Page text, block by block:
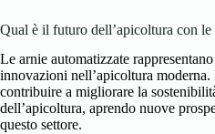
Qual è il futuro dell’apicoltura con le
Le arnie automatizzate
innovazioni nell’apicoltura
contribuire a migliorare la
dell’apicoltura, aprendo nuove
questo settore.